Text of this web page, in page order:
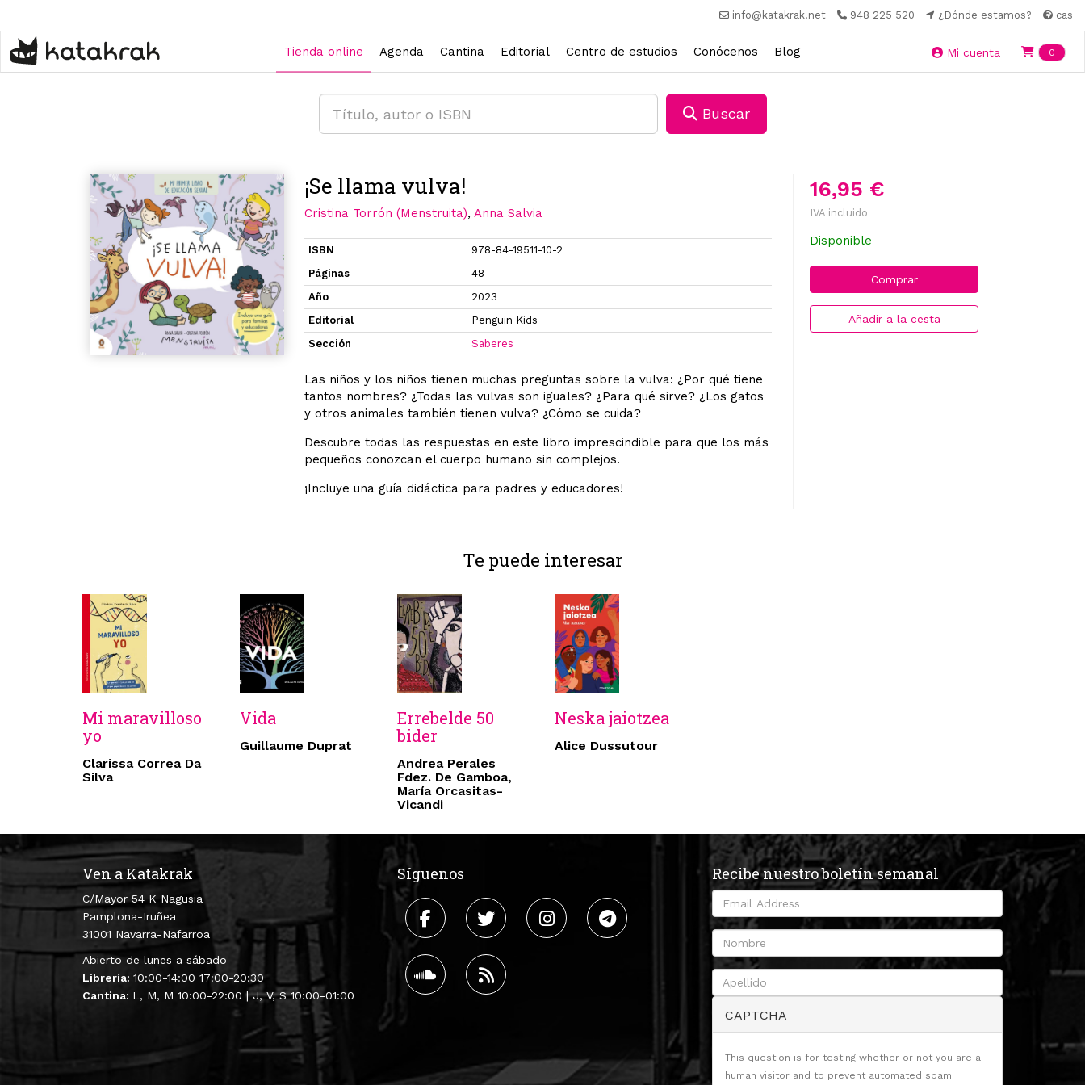
contenido
principal
info@katakrak.net 948 225 520 ¿Dónde estamos? cas
Tienda online Agenda Cantina Editorial Centro de estudios Conócenos Blog Mi cuenta 0
Buscar
16,95 €
IVA incluido
Disponible
Comprar
Añadir a la cesta
¡Se llama vulva!
Cristina Torrón (Menstruita),Anna Salvia
ISBN
978-84-19511-10-2
Páginas
48
Año
2023
Editorial
Penguin Kids
Sección
Saberes
Las niños y los niños tienen muchas preguntas sobre la vulva: ¿Por qué tiene
tantos nombres? ¿Todas las vulvas son iguales? ¿Para qué sirve? ¿Los gatos
y otros animales también tienen vulva? ¿Cómo se cuida?
Descubre todas las respuestas en este libro imprescindible para que los más
pequeños conozcan el cuerpo humano sin complejos.
¡Incluye una guía didáctica para padres y educadores!
Te puede interesar
Mi maravilloso
yo
Clarissa Correa Da
Silva
Vida
Guillaume Duprat
Errebelde 50
bider
Andrea Perales
Fdez. De Gamboa,
María Orcasitas-
Vicandi
Neska jaiotzea
Alice Dussutour
Ven a Katakrak
C/Mayor 54 K Nagusia
Pamplona-Iruñea
31001 Navarra-Nafarroa
Abierto de lunes a sábado
Librería: 10:00-14:00 17:00-20:30
Cantina: L, M, M 10:00-22:00 | J, V, S 10:00-01:00
Síguenos Recibe nuestro boletín semanal
CAPTCHA
This question is for testing whether or not you are a
human visitor and to prevent automated spam